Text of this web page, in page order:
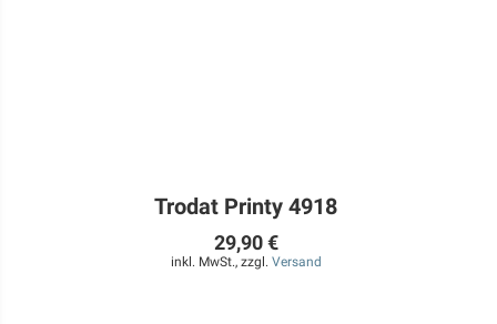
Trodat Printy 4918
29,90 €
inkl. MwSt., zzgl. Versand